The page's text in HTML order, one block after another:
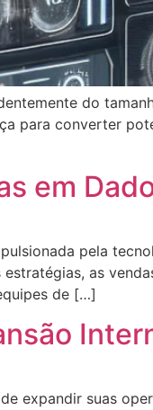
do
para converter
em
pela
as
de […]
expandir suas